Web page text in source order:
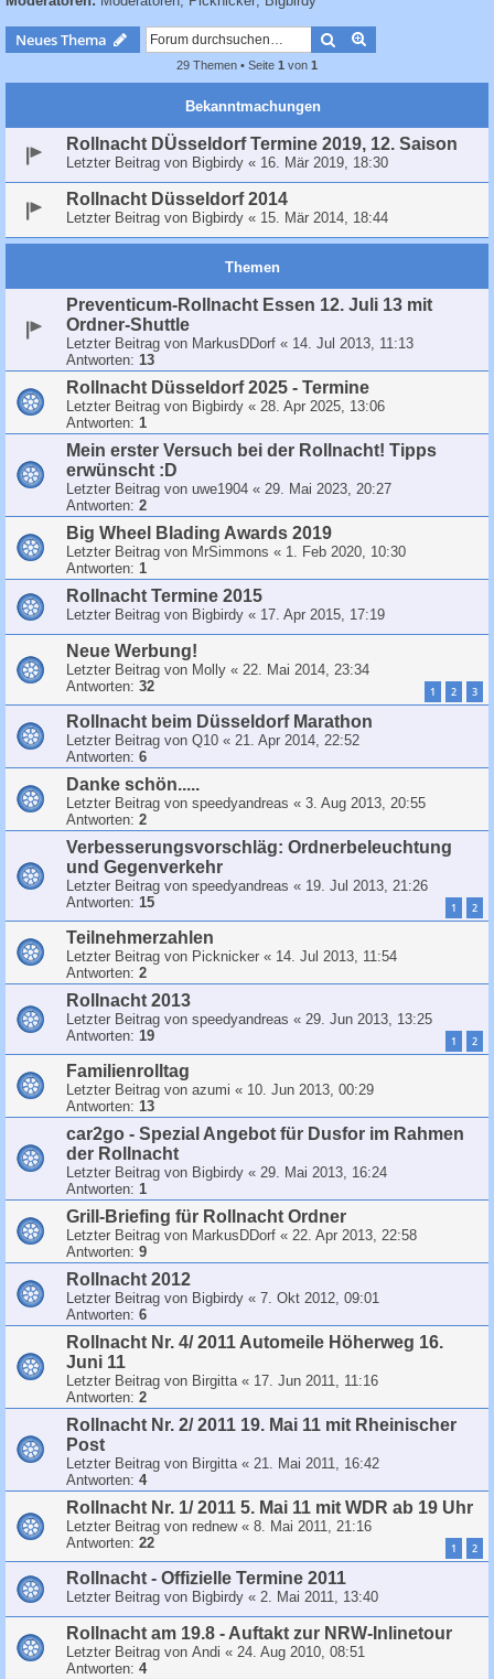
Neues Thema Suche
29 Themen • Seite 1 von 1
Bekanntmachungen
Rollnacht DÜsseldorf Termine 2019, 12. Saison
Letzter Beitrag von Bigbirdy « 16. Mär 2019, 18:30
Rollnacht Düsseldorf 2014
Letzter Beitrag von Bigbirdy « 15. Mär 2014, 18:44
Themen
Preventicum-Rollnacht Essen 12. Juli 13 mit
Ordner-Shuttle
Letzter Beitrag von MarkusDDorf « 14. Jul 2013, 11:13
Antworten: 13
Rollnacht Düsseldorf 2025 - Termine
Letzter Beitrag von Bigbirdy « 28. Apr 2025, 13:06
Antworten: 1
Mein erster Versuch bei der Rollnacht! Tipps
erwünscht :D
Letzter Beitrag von uwe1904 « 29. Mai 2023, 20:27
Antworten: 2
Big Wheel Blading Awards 2019
Letzter Beitrag von MrSimmons « 1. Feb 2020, 10:30
Antworten: 1
Rollnacht Termine 2015
Letzter Beitrag von Bigbirdy « 17. Apr 2015, 17:19
Neue Werbung!
Letzter Beitrag von Molly « 22. Mai 2014, 23:34
Antworten: 32 1 2 3
Rollnacht beim Düsseldorf Marathon
Letzter Beitrag von Q10 « 21. Apr 2014, 22:52
Antworten: 6
Danke schön.....
Letzter Beitrag von speedyandreas « 3. Aug 2013, 20:55
Antworten: 2
Verbesserungsvorschläg: Ordnerbeleuchtung
und Gegenverkehr
Letzter Beitrag von speedyandreas « 19. Jul 2013, 21:26
Antworten: 15 1 2
Teilnehmerzahlen
Letzter Beitrag von Picknicker « 14. Jul 2013, 11:54
Antworten: 2
Rollnacht 2013
Letzter Beitrag von speedyandreas « 29. Jun 2013, 13:25
Antworten: 19 1 2
Familienrolltag
Letzter Beitrag von azumi « 10. Jun 2013, 00:29
Antworten: 13
car2go - Spezial Angebot für Dusfor im Rahmen
der Rollnacht
Letzter Beitrag von Bigbirdy « 29. Mai 2013, 16:24
Antworten: 1
Grill-Briefing für Rollnacht Ordner
Letzter Beitrag von MarkusDDorf « 22. Apr 2013, 22:58
Antworten: 9
Rollnacht 2012
Letzter Beitrag von Bigbirdy « 7. Okt 2012, 09:01
Antworten: 6
Rollnacht Nr. 4/ 2011 Automeile Höherweg 16.
Juni 11
Letzter Beitrag von Birgitta« 17. Jun 2011, 11:16
Antworten: 2
Rollnacht Nr. 2/ 2011 19. Mai 11 mit Rheinischer
Post
Letzter Beitrag von Birgitta« 21. Mai 2011, 16:42
Antworten: 4
Rollnacht Nr. 1/ 2011 5. Mai 11 mit WDR ab 19 Uhr
Letzter Beitrag von rednew« 8. Mai 2011, 21:16
Antworten: 22 1 2
Rollnacht - Offizielle Termine 2011
Letzter Beitrag von Bigbirdy « 2. Mai 2011, 13:40
Rollnacht am 19.8 - Auftakt zur NRW-Inlinetour
Letzter Beitrag von Andi « 24. Aug 2010, 08:51
Antworten: 4